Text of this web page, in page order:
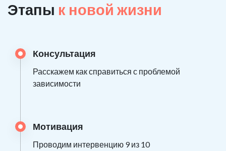
Этапы к новой жизни
Консультация
Расскажем как справиться с проблемой
зависимости
Мотивация
Проводим интервенцию 9 из 10